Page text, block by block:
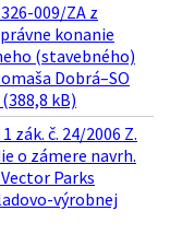
009/ZA z
konanie
(stavebného)
Dobrá–SO
kB)
zák. č. 24/2006 Z.
o zámere navrh.
Parks
výrobnej